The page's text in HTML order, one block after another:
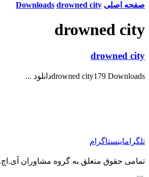
صفحه اصلی Downloads drowned city
drowned city
drowned city
drowned city179 Downloadsدانلود ...
تلگراماینستاگرام
تمامی حقوق متعلق به گروه مشاوران